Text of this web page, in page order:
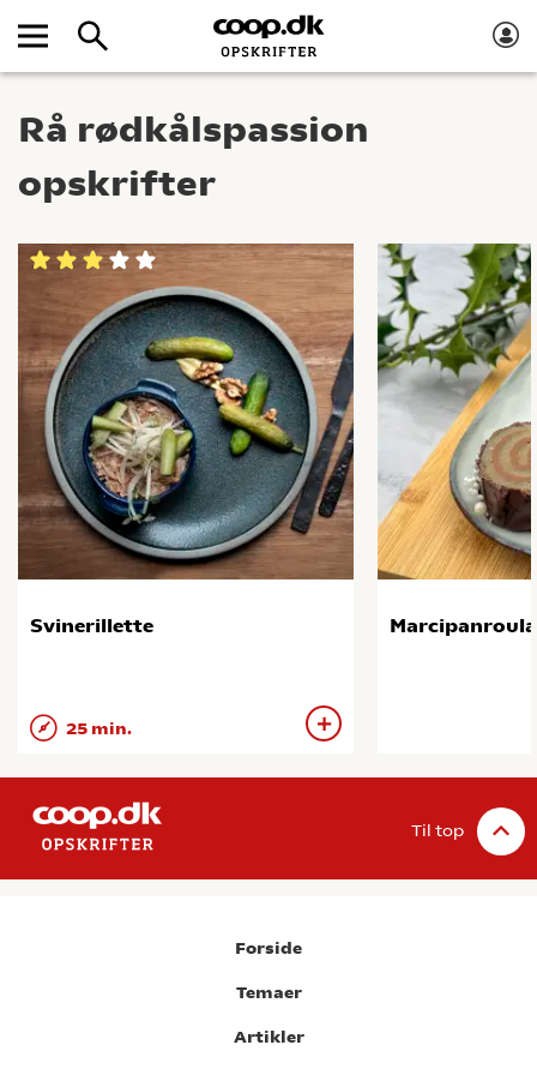
Rå rødkålspassion
opskrifter
Svinerillette
25 min.
Til top
Forside
Temaer
Artikler